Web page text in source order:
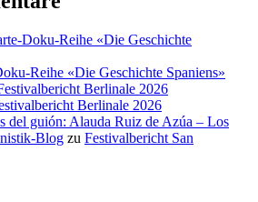
Doku-Reihe «Die Geschichte
Reihe «Die Geschichte Spaniens»
Berlinale 2026
Berlinale 2026
del guión: Alauda Ruiz de Azúa – Los
Blog zu Festivalbericht San